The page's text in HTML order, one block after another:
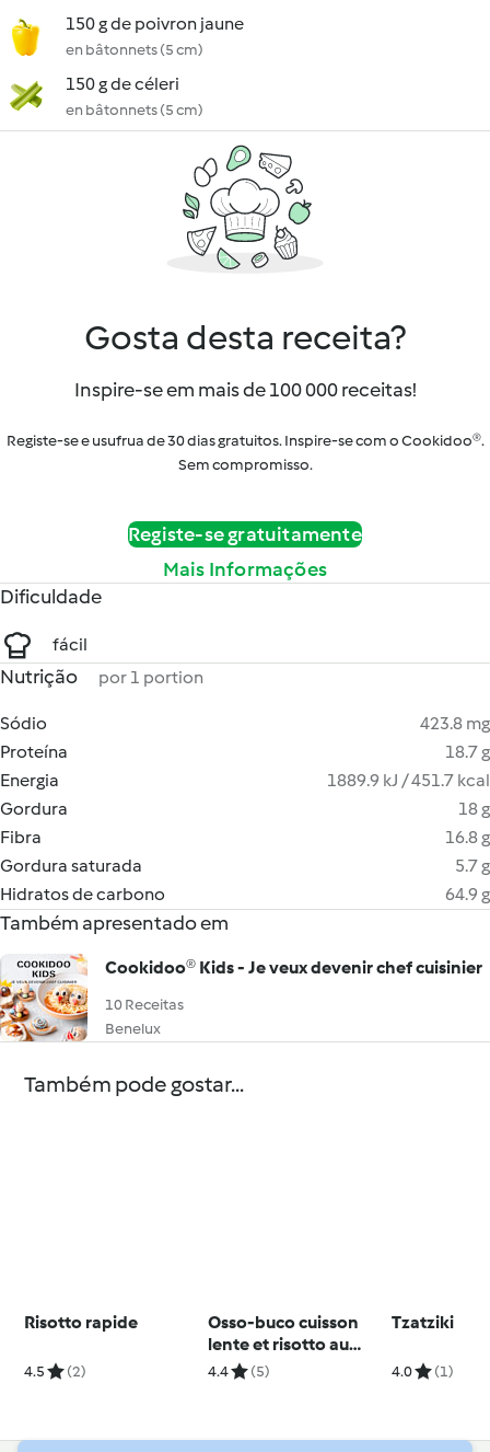
150 g de poivron jaune
en bâtonnets (5 cm)
150 g de céleri
en bâtonnets (5 cm)
Gosta desta receita?
Inspire-se em mais de 100 000 receitas!
Registe-se e usufrua de 30 dias gratuitos. Inspire-se com o Cookidoo®.
Sem compromisso.
Registe-se gratuitamente
Mais Informações
Dificuldade
fácil
Nutrição por 1 portion
Sódio
423.8 mg
Proteína
18.7 g
Energia
1889.9 kJ / 451.7 kcal
Gordura
18 g
Fibra
16.8 g
Gordura saturada
5.7 g
Hidratos de carbono
64.9 g
Também apresentado em
Cookidoo® Kids - Je veux devenir chef cuisinier
10 Receitas
Benelux
Também pode gostar...
Risotto rapide
4.5 (2)
Osso-buco cuisson
lente et risotto au
safran
4.4 (5)
Tzatziki
4.0 (1)